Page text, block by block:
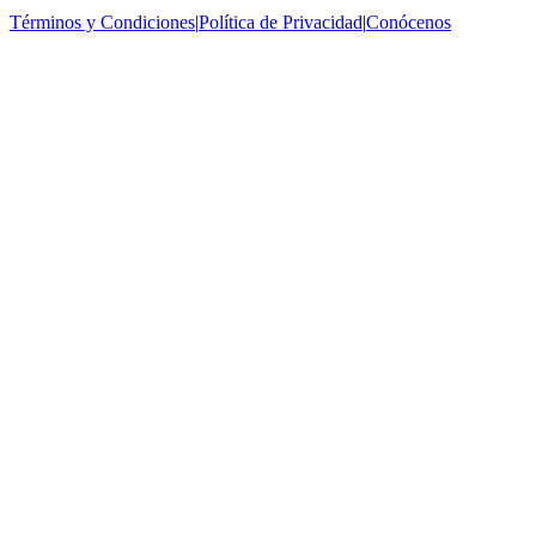
Términos y Condiciones|Política de Privacidad|Conócenos